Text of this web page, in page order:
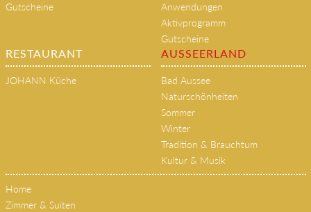
Gutscheine
Anwendungen
Aktivprogramm
Gutscheine
RESTAURANT
JOHANN Küche
AUSSEERLAND
Bad Aussee
Naturschönheiten
Sommer
Winter
Tradition & Brauchtum
Kultur & Musik
Home
Zimmer & Suiten